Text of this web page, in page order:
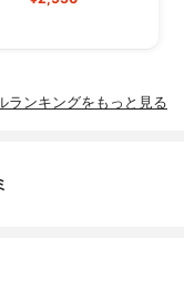
ランキングをもっと見る